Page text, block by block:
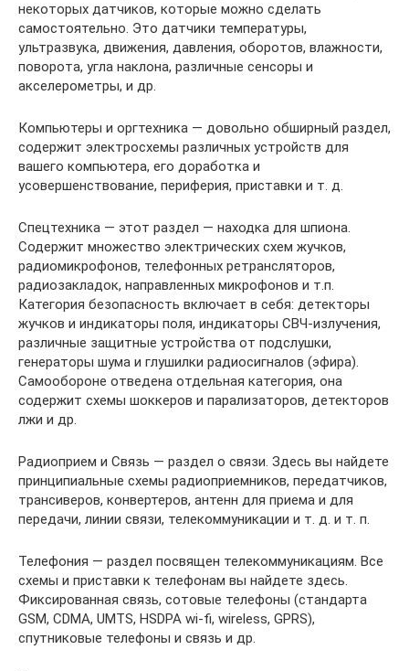
некоторых датчиков, которые можно сделать
самостоятельно. Это датчики температуры,
ультразвука, движения, давления, оборотов, влажности,
поворота, угла наклона, различные сенсоры и
акселерометры, и др.
Компьютеры и оргтехника — довольно обширный раздел,
содержит электросхемы различных устройств для
вашего компьютера, его доработка и
усовершенствование, периферия, приставки и т. д.
Спецтехника — этот раздел — находка для шпиона.
Содержит множество электрических схем жучков,
радиомикрофонов, телефонных ретрансляторов,
радиозакладок, направленных микрофонов и т.п.
Категория безопасность включает в себя: детекторы
жучков и индикаторы поля, индикаторы СВЧ-излучения,
различные защитные устройства от подслушки,
генераторы шума и глушилки радиосигналов (эфира).
Самообороне отведена отдельная категория, она
содержит схемы шоккеров и парализаторов, детекторов
лжи и др.
Радиоприем и Связь — раздел о связи. Здесь вы найдете
принципиальные схемы радиоприемников, передатчиков,
трансиверов, конвертеров, антенн для приема и для
передачи, линии связи, телекоммуникации и т. д. и т. п.
Телефония — раздел посвящен телекоммуникациям. Все
схемы и приставки к телефонам вы найдете здесь.
Фиксированная связь, сотовые телефоны (стандарта
GSM, CDMA, UMTS, HSDPA wi-fi, wireless, GPRS),
спутниковые телефоны и связь и др.